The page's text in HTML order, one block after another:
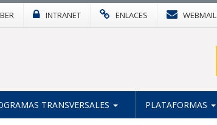
INTRANET ENLACES WEBMAIL
TRANSVERSALES PLATAFORMAS